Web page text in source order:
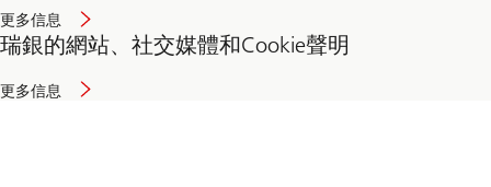
更多信息
瑞銀的網站、社交媒體和Cookie聲明
更多信息